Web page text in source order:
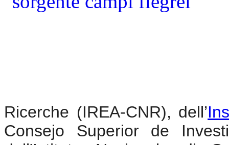
Ricerche (IREA-CNR), dell’
Consejo Superior de